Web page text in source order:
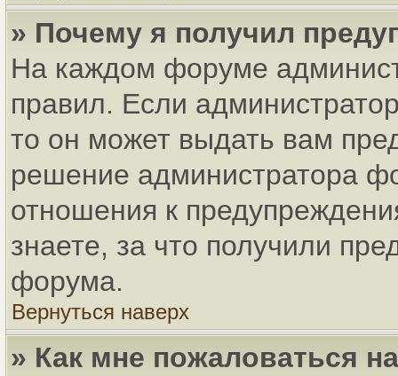
» Почему я получил
На каждом форуме
правил. Если
то он может выдать вам
решение администратора
отношения к
знаете, за что получили
форума.
Вернуться наверх
» Как мне пожаловаться